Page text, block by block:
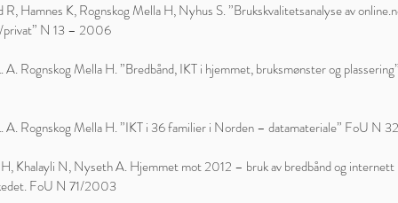
R, Hamnes K, Rognskog Mella H, Nyhus S. ”Brukskvalitetsanalyse av
privat” N 13 – 2006
A. Rognskog Mella H. ”Bredbånd, IKT i hjemmet, bruksmønster og
A. Rognskog Mella H. ”IKT i 36 familier i Norden – datamateriale” FoU N
Khalayli N, Nyseth A. Hjemmet mot 2012 – bruk av bredbånd og internett
FoU N 71/2003